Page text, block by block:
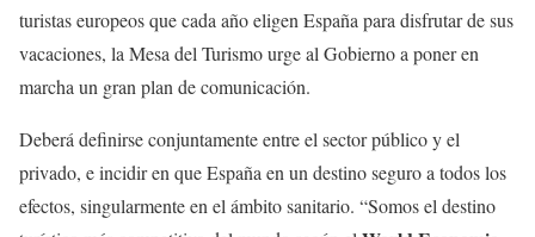
turistas europeos que cada año eligen España para disfrutar de sus
vacaciones, la Mesa del Turismo urge al Gobierno a poner en
marcha un gran plan de comunicación.
Deberá definirse conjuntamente entre el sector público y el
privado, e incidir en que España en un destino seguro a todos los
efectos, singularmente en el ámbito sanitario. “Somos el destino